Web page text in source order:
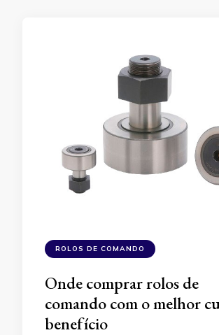
ROLOS DE COMANDO
Onde comprar rolos de
comando com o melhor
benefício